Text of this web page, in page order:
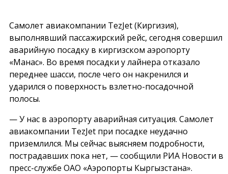
Самолет авиакомпании TezJet (Киргизия),
выполнявший пассажирский рейс, сегодня совершил
аварийную посадку в киргизском аэропорту
«Манас». Во время посадки у лайнера отказало
переднее шасси, после чего он накренился и
ударился о поверхность взлетно-посадочной
полосы.
— У нас в аэропорту аварийная ситуация. Самолет
авиакомпании TezJet при посадке неудачно
приземлился. Мы сейчас выясняем подробности,
пострадавших пока нет, — сообщили РИА Новости в
пресс-службе ОАО «Аэропорты Кыргызстана».